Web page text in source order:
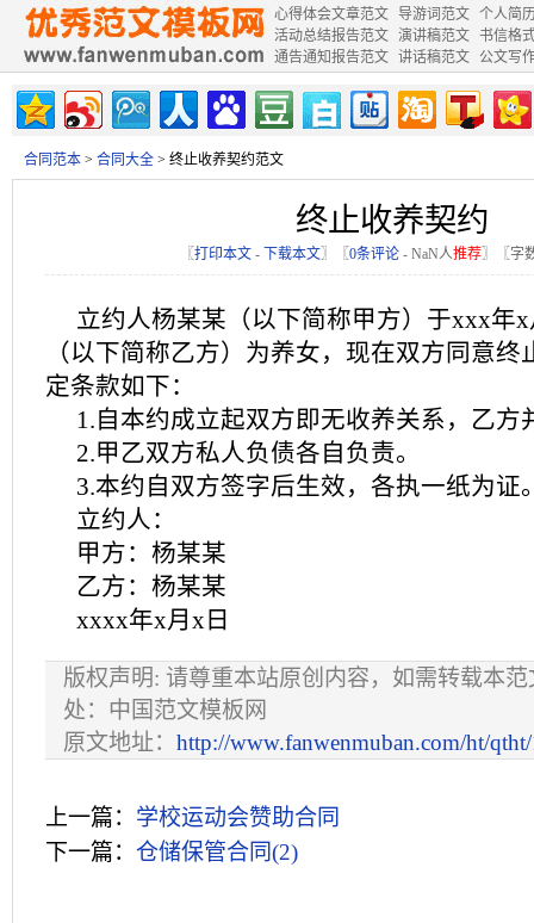
心得体会文章范文 导游词范文 个人简
活动总结报告范文 演讲稿范文 书信格
通告通知报告范文 讲话稿范文 公文写
合同范本 > 合同大全 > 终止收养契约范文
终止收养契约
〖打印本文 - 下载本文〗〖0条评论 - NaN人推荐〗〖字
立约人杨某某（以下简称甲方）于xxx年
（以下简称乙方）为养女，现在双方同意终
定条款如下：
1.自本约成立起双方即无收养关系，乙方
2.甲乙双方私人负债各自负责。
3.本约自双方签字后生效，各执一纸为证
立约人：
甲方：杨某某
乙方：杨某某
xxxx年x月x日
版权声明: 请尊重本站原创内容，如需转载本
处：中国范文模板网
原文地址： http://www.fanwenmuban.com/ht/
上一篇： 学校运动会赞助合同
下一篇： 仓储保管合同(2)